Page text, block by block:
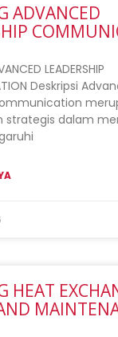
ADVANCED
LEADERSHIP
Deskripsi
strategis dalam
HEAT